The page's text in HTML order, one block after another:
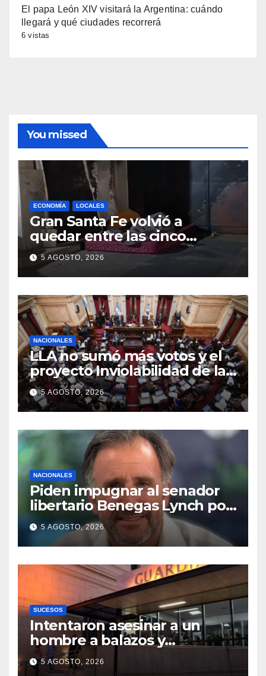
El papa León XIV visitará la Argentina: cuándo
llegará y qué ciudades recorrerá
6 vistas
You missed
ECONOMÍA LOCALES
Gran Santa Fe volvió a
quedar entre las cinco
regiones con más pobreza
del país
5 AGOSTO, 2026
NACIONALES
LLA no sumó más votos y el
proyecto Inviolabilidad de la
Propiedad Privada corre
riesgo de caerse en el
Senado
5 AGOSTO, 2026
NACIONALES
Piden impugnar al senador
libertario Benegas Lynch por
tener una empresa que
vende tierras a extranjeros
5 AGOSTO, 2026
SUCESOS
Intentaron asesinar a un
hombre a balazos y
puñaladas para robarle su
moto en barrio Santa Rosa de
5 AGOSTO, 2026